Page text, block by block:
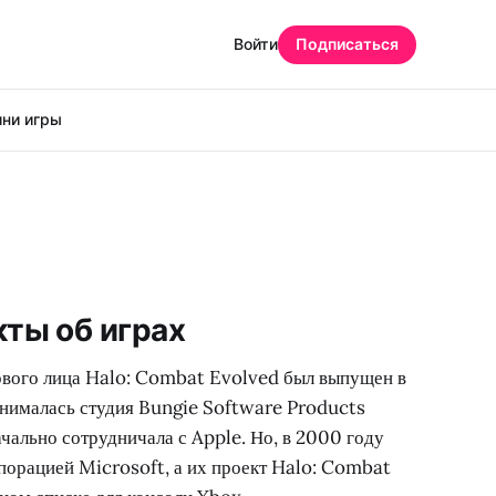
игры
Войти Подписаться
об играх
лица Halo: Combat Evolved был выпущен в
студия Bungie Software Products
сотрудничала с Apple. Но, в 2000 году
Microsoft, а их проект Halo: Combat